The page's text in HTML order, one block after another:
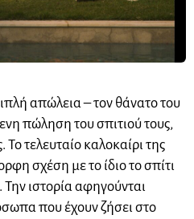
απώλεια – τον θάνατο του
πώληση του σπιτιού τους,
Το τελευταίο καλοκαίρι της
σχέση με το ίδιο το σπίτι
Την ιστορία αφηγούνται
που έχουν ζήσει στο